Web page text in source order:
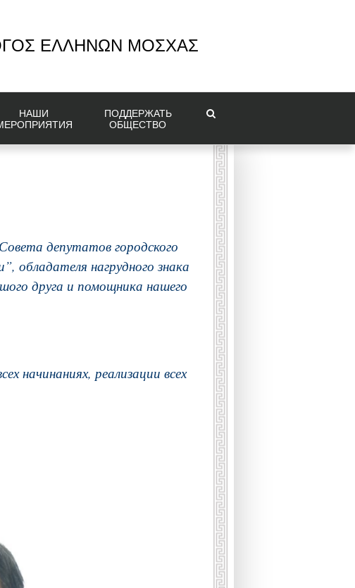
ΕΛΛΗΝΩΝ ΜΟΣΧΑΣ
НАШИ
ПОДДЕРЖАТЬ
ОБЩЕСТВО
депутатов городского
обладателя нагрудного знака
друга и помощника нашего
начинаниях, реализации всех